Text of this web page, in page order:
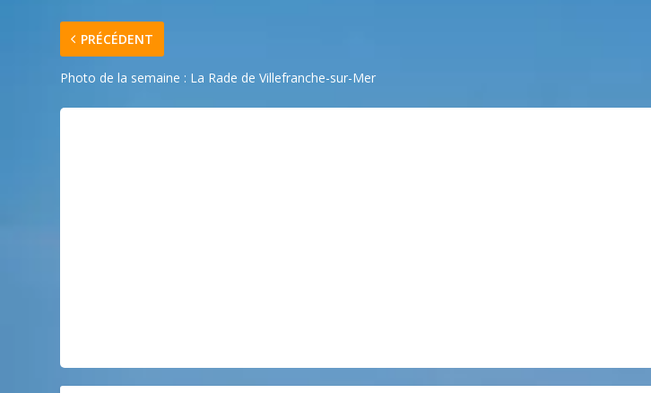
PRÉCÉDENT
Photo de la semaine : La Rade de Villefranche-sur-Mer